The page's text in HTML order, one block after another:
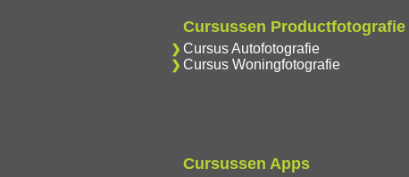
Cursussen Productfotografie
Cursus Autofotografie
Cursus Woningfotografie
Cursussen Apps